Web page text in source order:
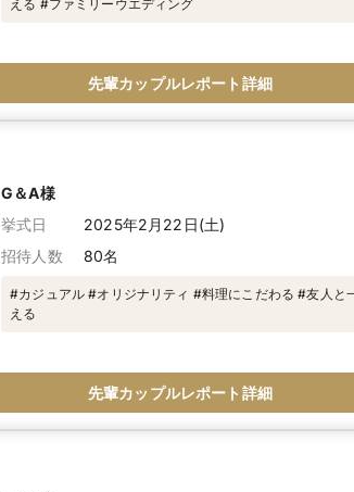
える #ファミリーウエディング
先輩カップルレポート詳細
G＆A様
挙式日
2025年2月22日(土)
招待人数
80名
#カジュアル #オリジナリティ #料理にこだわる #友人と
える
先輩カップルレポート詳細